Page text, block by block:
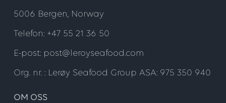
5006 Bergen, Norway
Telefon: +47 55 21 36 50
E-post: post@leroyseafood.com
Org. nr. : Lerøy Seafood Group ASA: 975 350 940
OM OSS